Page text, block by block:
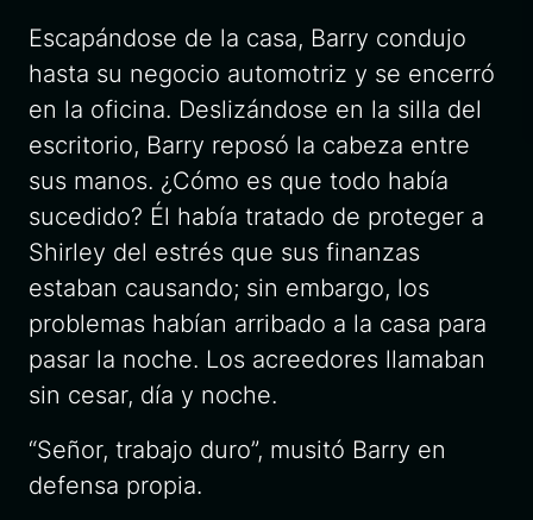
Escapándose de la casa, Barry condujo
hasta su negocio automotriz y se encerró
en la oficina. Deslizándose en la silla del
escritorio, Barry reposó la cabeza entre
sus manos. ¿Cómo es que todo había
sucedido? Él había tratado de proteger a
Shirley del estrés que sus finanzas
estaban causando; sin embargo, los
problemas habían arribado a la casa para
pasar la noche. Los acreedores llamaban
sin cesar, día y noche.
“Señor, trabajo duro”, musitó Barry en
defensa propia.